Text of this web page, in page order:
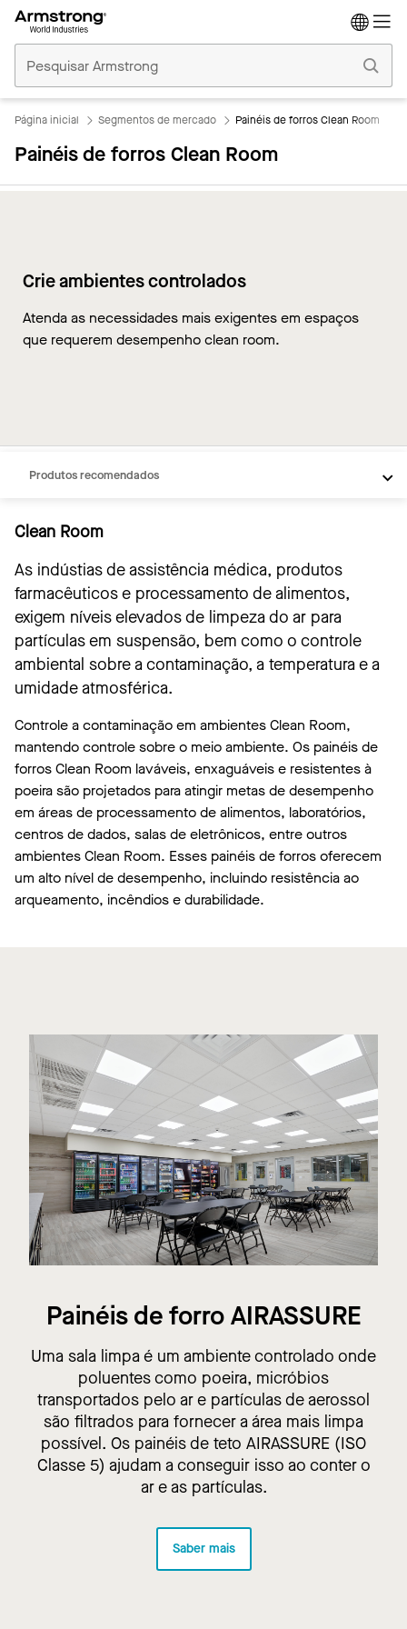
Comerciais
Início
Página inicial Segmentos de mercado Painéis de forros Clean Room
Painéis de forros Clean Room
Crie ambientes controlados
Atenda as necessidades mais exigentes em espaços
que requerem desempenho clean room.
Inspiração
Produtos recomendados
Clean Room
As indústias de assistência médica, produtos
farmacêuticos e processamento de alimentos,
exigem níveis elevados de limpeza do ar para
partículas em suspensão, bem como o controle
ambiental sobre a contaminação, a temperatura e a
umidade atmosférica.
Controle a contaminação em ambientes Clean Room,
mantendo controle sobre o meio ambiente. Os painéis de
forros Clean Room laváveis, enxaguáveis e resistentes à
poeira são projetados para atingir metas de desempenho
em áreas de processamento de alimentos, laboratórios,
centros de dados, salas de eletrônicos, entre outros
ambientes Clean Room. Esses painéis de forros oferecem
um alto nível de desempenho, incluindo resistência ao
arqueamento, incêndios e durabilidade.
Painéis de forro AIRASSURE
Uma sala limpa é um ambiente controlado onde
poluentes como poeira, micróbios
transportados pelo ar e partículas de aerossol
são filtrados para fornecer a área mais limpa
possível. Os painéis de teto AIRASSURE (ISO
Classe 5) ajudam a conseguir isso ao conter o
ar e as partículas.
Saber mais